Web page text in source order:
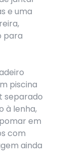
e uma
para
piscina
separado
à lenha,
em
com
ainda